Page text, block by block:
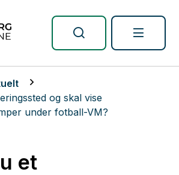
og skal vise
under fotball-VM?
et